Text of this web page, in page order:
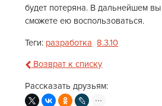
будет потеряна. В дальнейшем
сможете ею воспользоваться.
Теги: разработка 8.3.10
Возврат к списку
Рассказать друзьям: